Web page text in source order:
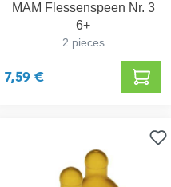
MAM Flessenspeen Nr. 3
6+
2 pieces
7,59 €